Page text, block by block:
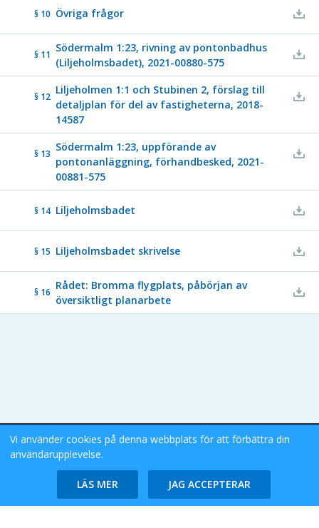
§ 10 Övriga frågor
§ 11
Södermalm 1:23, rivning av pontonbadhus
(Liljeholmsbadet), 2021-00880-575
§ 12
Liljeholmen 1:1 och Stubinen 2, förslag till
detaljplan för del av fastigheterna, 2018-
14587
§ 13
Södermalm 1:23, uppförande av
pontonanläggning, förhandbesked, 2021-
00881-575
§ 14 Liljeholmsbadet
§ 15 Liljeholmsbadet skrivelse
§ 16
Rådet: Bromma flygplats, påbörjan av
översiktligt planarbete
Stockholms Stad eDok Meetings
Vi använder cookies på denna webbplats för att förbättra din
användarupplevelse.